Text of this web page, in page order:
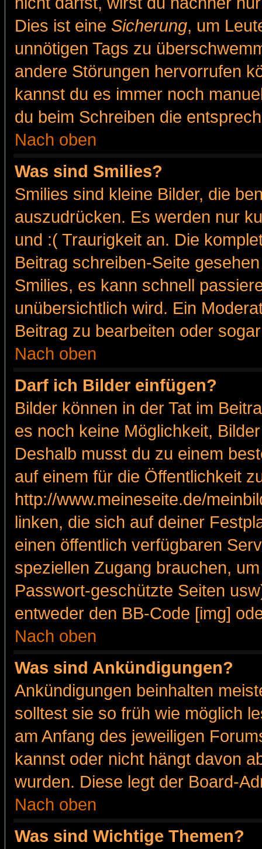
Dies ist eine Sicherung, um
unnötigen Tags zu
andere Störungen hervorrufen
kannst du es immer noch
du beim Schreiben die
Nach oben
Was sind Smilies?
Smilies sind kleine Bilder, die
auszudrücken. Es werden nur
und :( Traurigkeit an. Die
Beitrag schreiben-Seite
Smilies, es kann schnell
unübersichtlich wird. Ein
Beitrag zu bearbeiten oder
Nach oben
Darf ich Bilder einfügen?
Bilder können in der Tat im
es noch keine Möglichkeit,
Deshalb musst du zu einem
auf einem für die Öffentlichkeit
http://www.meineseite.de/
linken, die sich auf deiner
einen öffentlich verfügbaren
speziellen Zugang brauchen,
Passwort-geschützte Seiten
entweder den BB-Code [img]
Nach oben
Was sind Ankündigungen?
Ankündigungen beinhalten
solltest sie so früh wie möglich
am Anfang des jeweiligen
kannst oder nicht hängt davon
wurden. Diese legt der Board-
Nach oben
Was sind Wichtige Themen?